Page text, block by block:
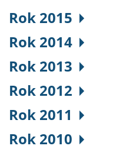
Rok 2015
Rok 2014
Rok 2013
Rok 2012
Rok 2011
Rok 2010